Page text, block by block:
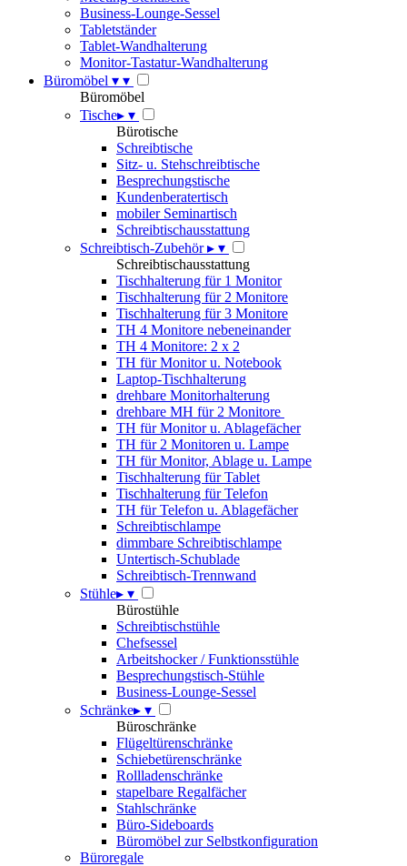
Business-Lounge-Sessel
Tabletständer
Tablet-Wandhalterung
Monitor-Tastatur-Wandhalterung
Büromöbel ▾ ▾
Büromöbel
Tische▸ ▾
Bürotische
Schreibtische
Sitz- u. Stehschreibtische
Besprechungstische
Kundenberatertisch
mobiler Seminartisch
Schreibtischausstattung
Schreibtisch-Zubehör▸ ▾
Schreibtischausstattung
Tischhalterung für 1 Monitor
Tischhalterung für 2 Monitore
Tischhalterung für 3 Monitore
TH 4 Monitore nebeneinander
TH 4 Monitore: 2 x 2
TH für Monitor u. Notebook
Laptop-Tischhalterung
drehbare Monitorhalterung
drehbare MH für 2 Monitore
TH für Monitor u. Ablagefächer
TH für 2 Monitoren u. Lampe
TH für Monitor, Ablage u. Lampe
Tischhalterung für Tablet
Tischhalterung für Telefon
TH für Telefon u. Ablagefächer
Schreibtischlampe
dimmbare Schreibtischlampe
Untertisch-Schublade
Schreibtisch-Trennwand
Stühle▸ ▾
Bürostühle
Schreibtischstühle
Chefsessel
Arbeitshocker / Funktionsstühle
Besprechungstisch-Stühle
Business-Lounge-Sessel
Schränke▸ ▾
Büroschränke
Flügeltürenschränke
Schiebetürenschränke
Rollladenschränke
stapelbare Regalfächer
Stahlschränke
Büro-Sideboards
Büromöbel zur Selbstkonfiguration
Büroregale